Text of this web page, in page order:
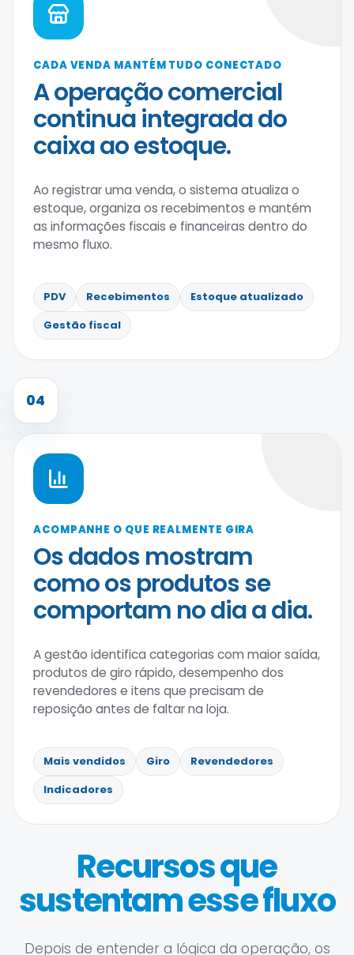
CADA VENDA MANTÉM TUDO CONECTADO
A operação comercial
continua integrada do
caixa ao estoque.
Ao registrar uma venda, o sistema atualiza o
estoque, organiza os recebimentos e mantém
as informações fiscais e financeiras dentro do
mesmo fluxo.
PDV Recebimentos
Estoque atualizado
Gestão fiscal
04
ACOMPANHE O QUE REALMENTE GIRA
Os dados mostram
como os produtos se
comportam no dia a dia.
A gestão identifica categorias com maior saída,
produtos de giro rápido, desempenho dos
revendedores e itens que precisam de
reposição antes de faltar na loja.
Mais vendidos Giro
Revendedores
Indicadores
Recursos que
sustentam esse fluxo
Depois de entender a lógica da operação, os